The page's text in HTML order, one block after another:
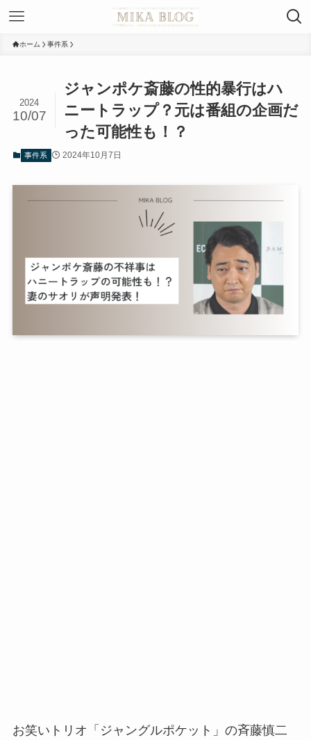
ホーム 事件系
ジャンポケ斎藤の性的暴行はハ
ニートラップ？元は番組の企画だ
った可能性も！？
2024
10/07
事件系 2024年10月7日
お笑いトリオ「ジャングルポケット」の斉藤慎二